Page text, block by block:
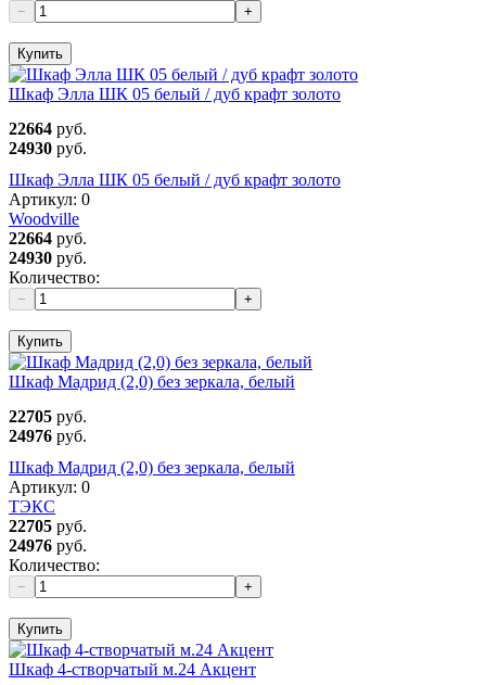
− +
Купить
Шкаф Элла ШК 05 белый / дуб крафт золото
22664 руб.
24930 руб.
Шкаф Элла ШК 05 белый / дуб крафт золото
Артикул: 0
Woodville
22664 руб.
24930 руб.
Количество:
− +
Купить
Шкаф Мадрид (2,0) без зеркала, белый
22705 руб.
24976 руб.
Шкаф Мадрид (2,0) без зеркала, белый
Артикул: 0
ТЭКС
22705 руб.
24976 руб.
Количество:
− +
Купить
Шкаф 4-створчатый м.24 Акцент